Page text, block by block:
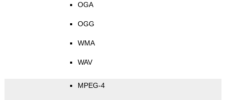
OGA
OGG
WMA
WAV
MPEG-4